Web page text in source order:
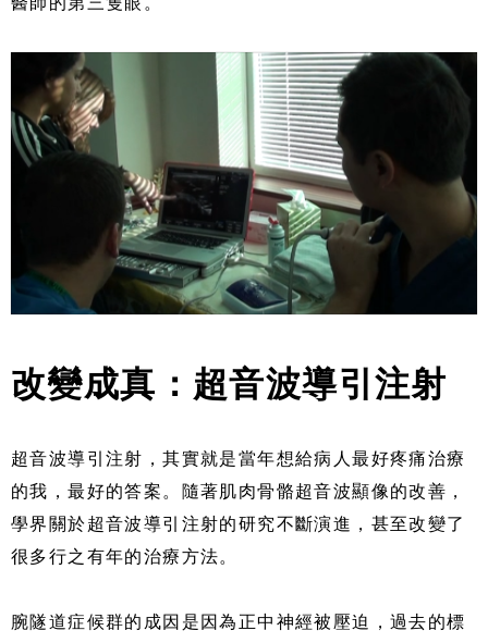
改變成真：超音波導引注射
超音波導引注射，其實就是當年想給病人最好疼痛治療
的我，最好的答案。隨著肌肉骨骼超音波顯像的改善，
學界關於超音波導引注射的研究不斷演進，甚至改變了
很多行之有年的治療方法。
腕隧道症候群的成因是因為正中神經被壓迫，過去的標